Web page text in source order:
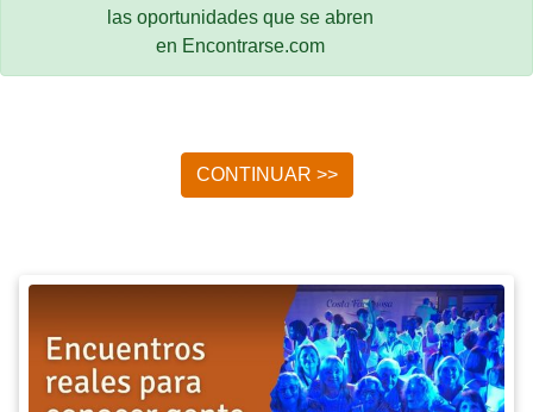
las oportunidades que se abren
en Encontrarse.com
CONTINUAR >>